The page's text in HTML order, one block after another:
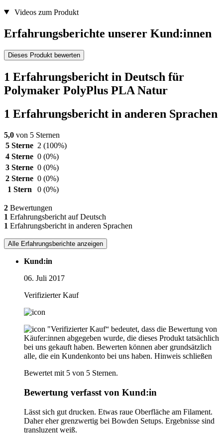
Videos zum Produkt
Erfahrungsberichte unserer Kund:innen
Dieses Produkt bewerten
1 Erfahrungsbericht in Deutsch für
Polymaker PolyPlus PLA Natur
1 Erfahrungsbericht in anderen Sprachen
5,0 von 5 Sternen
5 Sterne 2 (100%)
4 Sterne 0 (0%)
3 Sterne 0 (0%)
2 Sterne 0 (0%)
1 Stern
0 (0%)
2 Bewertungen
1 Erfahrungsbericht auf Deutsch
1 Erfahrungsbericht in anderen Sprachen
Alle Erfahrungsberichte anzeigen
Kund:in
06. Juli 2017
Verifizierter Kauf
"Verifizierter Kauf“ bedeutet, dass die Bewertung von
Käufer:innen abgegeben wurde, die dieses Produkt tatsächlich
bei uns gekauft haben. Bewerten können aber grundsätzlich
alle, die ein Kundenkonto bei uns haben. Hinweis schließen
Bewertet mit 5 von 5 Sternen.
Bewertung verfasst von Kund:in
Lässt sich gut drucken. Etwas raue Oberfläche am Filament.
Daher eher grenzwertig bei Bowden Setups. Ergebnisse sind
transluzent weiß.